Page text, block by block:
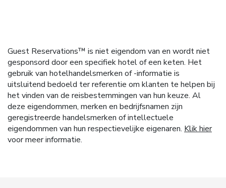
Guest Reservations™ is niet eigendom van en wordt niet
gesponsord door een specifiek hotel of een keten. Het
gebruik van hotelhandelsmerken of -informatie is
uitsluitend bedoeld ter referentie om klanten te helpen bij
het vinden van de reisbestemmingen van hun keuze. Al
deze eigendommen, merken en bedrijfsnamen zijn
geregistreerde handelsmerken of intellectuele
eigendommen van hun respectievelijke eigenaren. Klik hier
voor meer informatie.